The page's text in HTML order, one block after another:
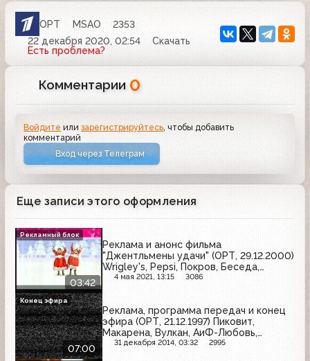
ОРТ MSAO
2353
22 декабря 2020, 02:54
Скачать
Есть проблема?
Комментарии 0
Войдите илизарегистрируйтесь, чтобы добавить
комментарий
Вход через Телеграм
Еще записи этого оформления
03:42
Реклама и анонс фильма
"Джентльмены удачи" (ОРТ, 29.12.2000)
Wrigley's, Pepsi, Покров, Беседа,
Evervess, Wispa, Аэроволны
4 мая 2021, 13:15 3086
Рекламный блок
07:00
Реклама, программа передач и конец
эфира (ОРТ, 21.12.1997) Пиковит,
Макарена, Вулкан, АиФ-Любовь,
Atlanta, Аргументы и факты, Септолете
31 декабря 2014, 03:32 2995
Конец эфира